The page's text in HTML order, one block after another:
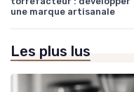
une marque artisanale
Les plus lus